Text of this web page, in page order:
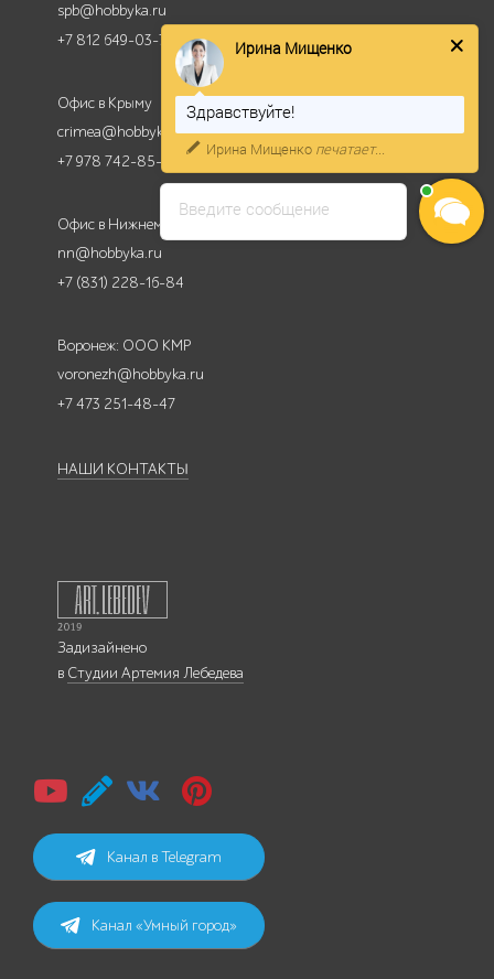
spb@hobbyka.ru
+7 812 649-03-73
Офис в Крыму
crimea@hobbyka.ru
+7 978 742-85-95
Офис в Нижнем Новгороде
nn@hobbyka.ru
+7 (831) 228-16-84
Воронеж: ООО КМР
voronezh@hobbyka.ru
+7 473 251-48-47
НАШИ КОНТАКТЫ
Задизайнено
в Студии Артемия Лебедева
Канал в Telegram
Канал «Умный город»
Введите сообщение
Ирина Мищенко
Здравствуйте!
Ирина Мищенко печатает...